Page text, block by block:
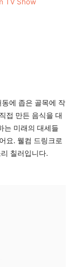
에 좁은 골목에 작
접 만든 음식을 대
는 미래의 대세들
요. 웰컴 드링크로
칠러입니다.